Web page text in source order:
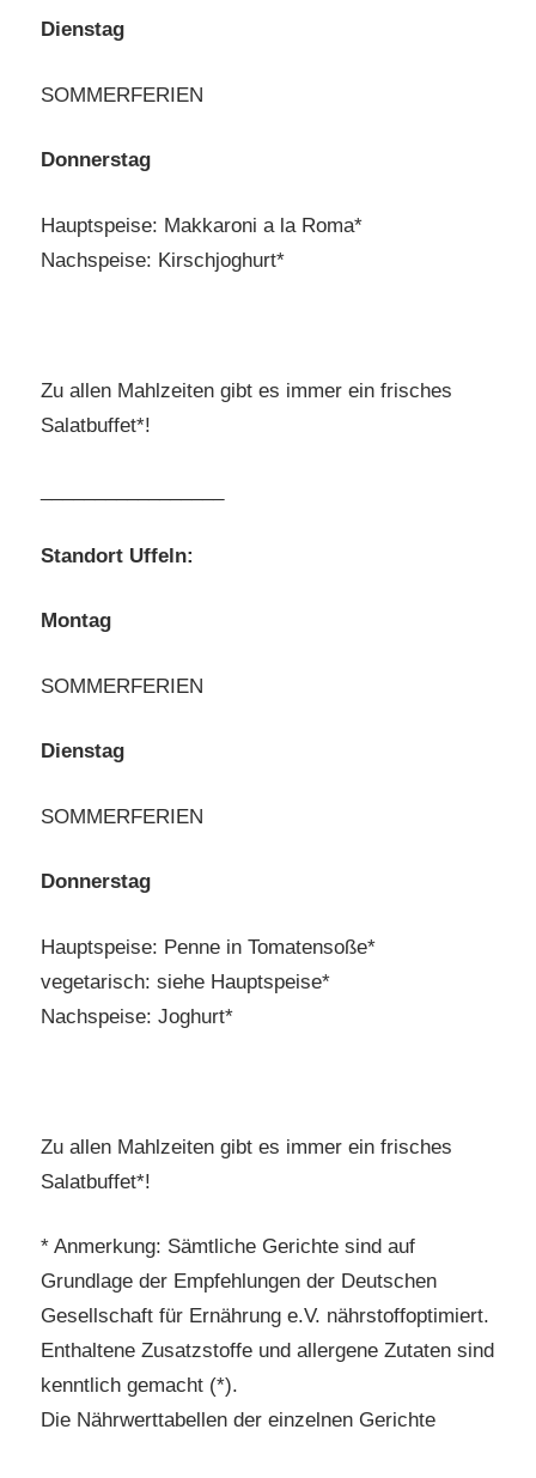
Dienstag
SOMMERFERIEN
Donnerstag
Hauptspeise: Makkaroni a la Roma*
Nachspeise: Kirschjoghurt*
Zu allen Mahlzeiten gibt es immer ein frisches
Salatbuffet*!
Standort Uffeln:
Montag
SOMMERFERIEN
Dienstag
SOMMERFERIEN
Donnerstag
Hauptspeise: Penne in Tomatensoße*
vegetarisch: siehe Hauptspeise*
Nachspeise: Joghurt*
Zu allen Mahlzeiten gibt es immer ein frisches
Salatbuffet*!
* Anmerkung: Sämtliche Gerichte sind auf
Grundlage der Empfehlungen der Deutschen
Gesellschaft für Ernährung e.V. nährstoffoptimiert.
Enthaltene Zusatzstoffe und allergene Zutaten sind
kenntlich gemacht (*).
Die Nährwerttabellen der einzelnen Gerichte